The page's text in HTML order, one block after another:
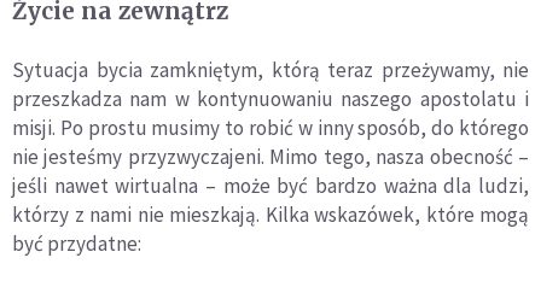
Życie na zewnątrz
Sytuacja bycia zamkniętym, którą teraz przeżywamy, nie
przeszkadza nam w kontynuowaniu naszego apostolatu i
misji. Po prostu musimy to robić w inny sposób, do którego
nie jesteśmy przyzwyczajeni. Mimo tego, nasza obecność –
jeśli nawet wirtualna – może być bardzo ważna dla ludzi,
którzy z nami nie mieszkają. Kilka wskazówek, które mogą
być przydatne: